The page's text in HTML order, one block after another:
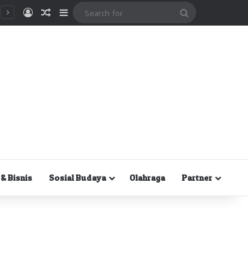
MasukRandom Article
Sidebar
Bisnis Sosial Budaya Olahraga Partner